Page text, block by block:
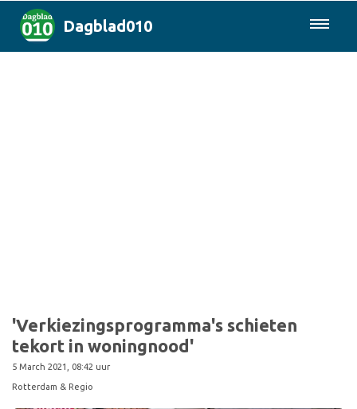
Dagblad010
'Verkiezingsprogramma's schieten
tekort in woningnood'
5 March 2021, 08:42 uur
Rotterdam & Regio